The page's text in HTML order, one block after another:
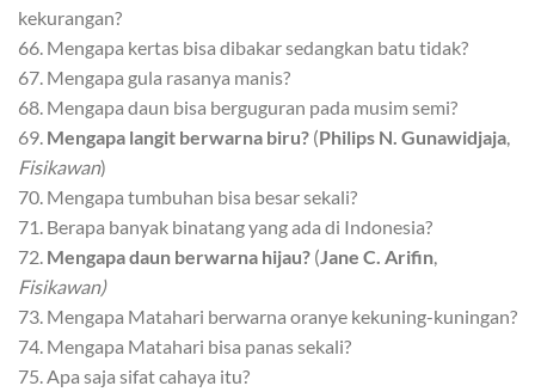
kekurangan?
66. Mengapa kertas bisa dibakar sedangkan batu tidak?
67. Mengapa gula rasanya manis?
68. Mengapa daun bisa berguguran pada musim semi?
69. Mengapa langit berwarna biru? (Philips N. Gunawidjaja
Fisikawan)
70. Mengapa tumbuhan bisa besar sekali?
71. Berapa banyak binatang yang ada di Indonesia?
72. Mengapa daun berwarna hijau? ( Jane C. Arifin
Fisikawan)
73. Mengapa Matahari berwarna oranye kekuning-kuningan?
74. Mengapa Matahari bisa panas sekali?
75. Apa saja sifat cahaya itu?